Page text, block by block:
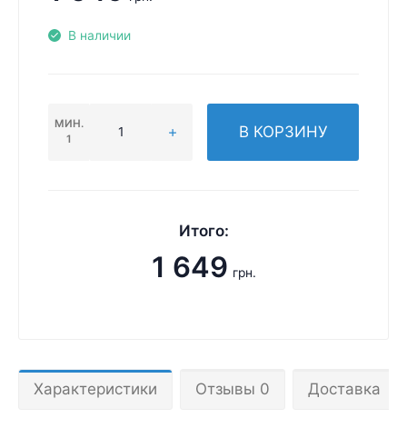
В наличии
МИН.
1
В КОРЗИНУ
Итого:
1 649 грн.
Характеристики Отзывы 0 Доставка